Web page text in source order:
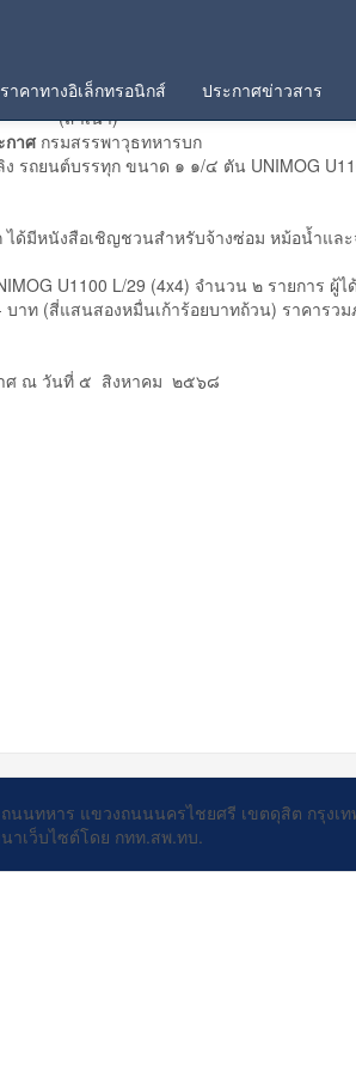
าคาทางอิเล็กทรอนิกส์ ประกาศข่าวสาร
(สำเนา)
กาศกรมสรรพาวุธทหารบก
ถยนต์บรรทุก ขนาด ๑ ๑/๔ ตัน UNIMOG
ด้มีหนังสือเชิญชวนสำหรับจ้างซ่อม หม้อน้ำแล
U1100 L/29 (4x4) จำนวน ๒ รายการ ผู้
ท (สี่แสนสองหมื่นเก้าร้อยบาทถ้วน) ราคารว
ศ ณ วันที่ ๕ สิงหาคม ๒๕๖๘
นนทหาร แขวงถนนนครไชยศรี เขตดุสิต กรุงเ
าเว็บไซต์โดย กทท.สพ.ทบ.